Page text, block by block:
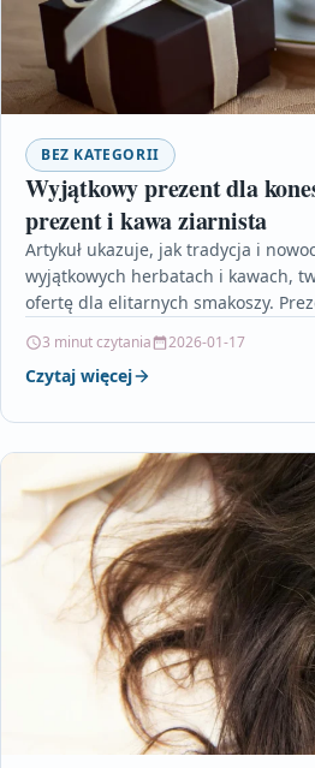
BEZ KATEGORII
Wyjątkowy prezent dla
prezent i kawa ziarnista
Artykuł ukazuje, jak tradycja i
wyjątkowych herbatach i kawach,
ofertę dla elitarnych smakoszy.
3 minut czytania 2026-01-17
Czytaj więcej